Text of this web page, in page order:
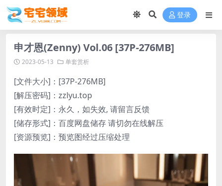
登录
申才恩(Zenny) Vol.06 [37P-276MB]
2023-05-13 单套赏析
[文件大小]：[37P-276MB]
[解压密码]：zzlyu.top
[有效时定]：永久，如失效, 请留言反馈
[储存形式]：百度网盘储存 请切勿在线解压
[资源预览]：预览图经过压缩处理